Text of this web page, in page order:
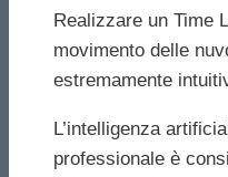
Realizzare un Time
movimento delle
estremamente
L’intelligenza
professionale è